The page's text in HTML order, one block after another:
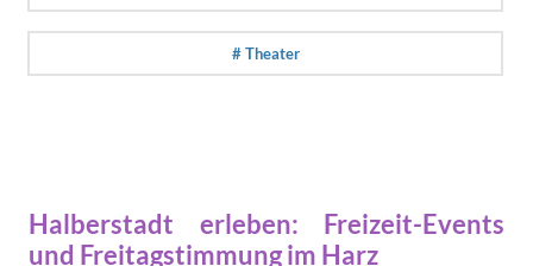
# Theater
Halberstadt erleben: Freizeit-Events
und Freitagstimmung im Harz